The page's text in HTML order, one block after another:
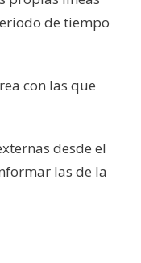
de tiempo
con las que
desde el
las de la